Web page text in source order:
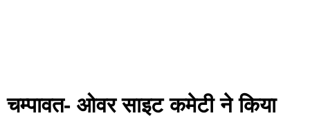
चम्पावत- ओवर साइट कमेटी ने किया